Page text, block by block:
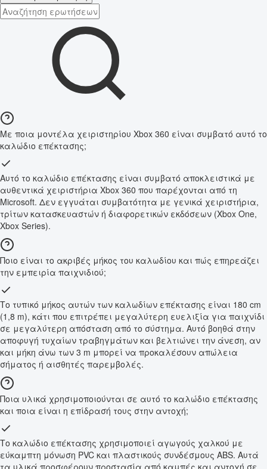
Με ποια μοντέλα χειριστηρίου Xbox 360 είναι συμβατό αυτό το
καλώδιο επέκτασης;
Αυτό το καλώδιο επέκτασης είναι συμβατό αποκλειστικά με
αυθεντικά χειριστήρια Xbox 360 που παρέχονται από τη
Microsoft. Δεν εγγυάται συμβατότητα με γενικά χειριστήρια,
τρίτων κατασκευαστών ή διαφορετικών εκδόσεων (Xbox One,
Xbox Series).
Ποιο είναι το ακριβές μήκος του καλωδίου και πώς επηρεάζει
την εμπειρία παιχνιδιού;
Το τυπικό μήκος αυτών των καλωδίων επέκτασης είναι 180 cm
(1,8 m), κάτι που επιτρέπει μεγαλύτερη ευελιξία για παιχνίδι
σε μεγαλύτερη απόσταση από το σύστημα. Αυτό βοηθά στην
αποφυγή τυχαίων τραβηγμάτων και βελτιώνει την άνεση, αν
και μήκη άνω των 3 m μπορεί να προκαλέσουν απώλεια
σήματος ή αισθητές παρεμβολές.
Ποια υλικά χρησιμοποιούνται σε αυτό το καλώδιο επέκτασης
και ποια είναι η επίδρασή τους στην αντοχή;
Το καλώδιο επέκτασης χρησιμοποιεί αγωγούς χαλκού με
εύκαμπτη μόνωση PVC και πλαστικούς συνδέσμους ABS. Αυτά